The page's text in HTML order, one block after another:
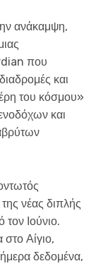
ανάκαμψη,
που
και
του κόσμου»
και
νέας διπλής
Ιούνιο.
Αίγιο,
δεδομένα,